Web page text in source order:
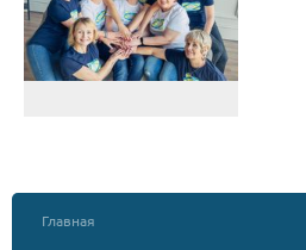
Главная